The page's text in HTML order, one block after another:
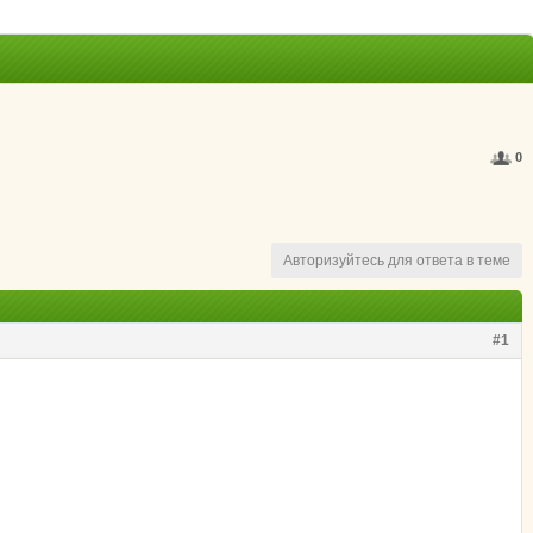
0
Авторизуйтесь для ответа в теме
#1